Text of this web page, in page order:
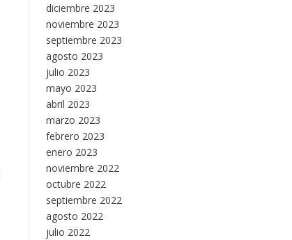
diciembre 2023
noviembre 2023
septiembre 2023
agosto 2023
julio 2023
mayo 2023
abril 2023
marzo 2023
febrero 2023
enero 2023
noviembre 2022
octubre 2022
septiembre 2022
agosto 2022
julio 2022